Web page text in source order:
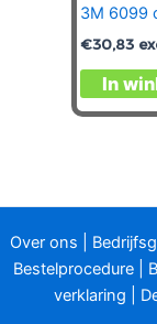
3M 6099
€30,83
In
Over ons
Bestelprocedure|
verklaring